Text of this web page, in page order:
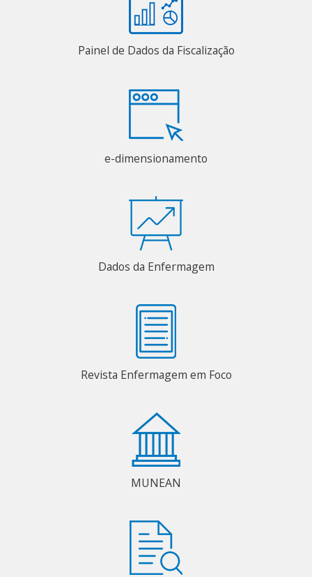
Painel de Dados da Fiscalização
e-dimensionamento
Dados da Enfermagem
Revista Enfermagem em Foco
MUNEAN